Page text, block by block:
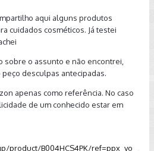
aqui alguns produtos
cuidados cosméticos. Já testei
sobre o assunto e não encontrei,
desculpas antecipadas.
apenas como referência. No caso
de um conhecido estar em
product/B004HCS4PK/ref=ppx_yo_